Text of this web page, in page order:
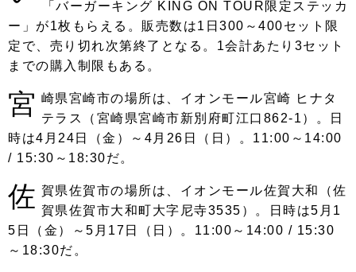
「バーガーキング KING ON TOUR限定ステッカ
ー」が1枚もらえる。販売数は1日300～400セット限
定で、売り切れ次第終了となる。1会計あたり3セット
までの購入制限もある。
宮 崎県宮崎市の場所は、イオンモール宮崎 ヒナタ
テラス（宮崎県宮崎市新別府町江口862-1）。日
時は4月24日（金）～4月26日（日）。11:00～14:00
/ 15:30～18:30だ。
佐 賀県佐賀市の場所は、イオンモール佐賀大和（佐
賀県佐賀市大和町大字尼寺3535）。日時は5月1
5日（金）～5月17日（日）。11:00～14:00 / 15:30
～18:30だ。